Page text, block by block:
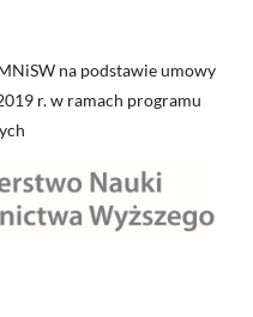
na podstawie umowy
r. w ramach programu